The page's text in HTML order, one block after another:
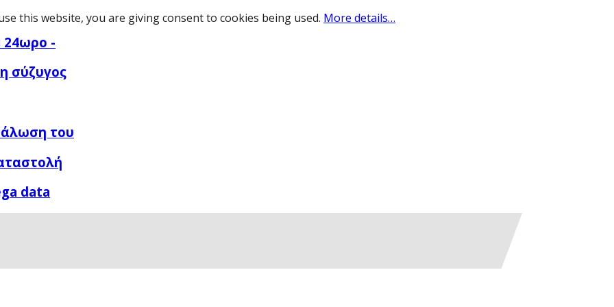
24ωρο -
σύζυγος
του
data
this website, you are giving consent to cookies being used. More details…